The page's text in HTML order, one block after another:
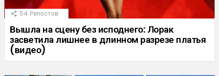
54 Репостов
Вышла на сцену без исподнего: Лорак
засветила лишнее в длинном разрезе платья
(видео)